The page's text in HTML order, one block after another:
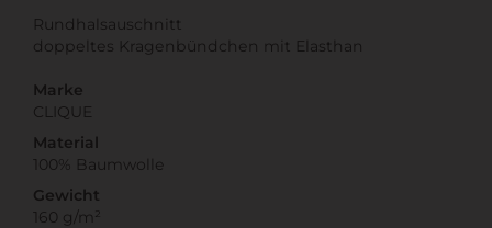
Rundhalsauschnitt
doppeltes Kragenbündchen mit Elasthan
Marke
CLIQUE
Material
100% Baumwolle
Gewicht
160 g/m²